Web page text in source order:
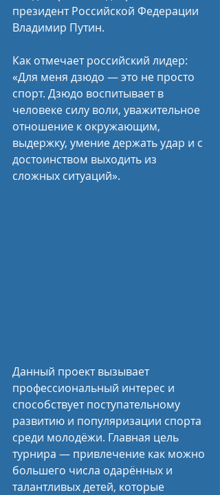
президент Российской Федерации
Владимир Путин.
Как отмечает российский лидер:
«Для меня дзюдо — это не просто
спорт. Дзюдо воспитывает в
человеке силу воли, уважительное
отношение к окружающим,
выдержку, умение держать удар и с
достоинством выходить из
сложных ситуаций».
Данный проект вызывает
профессиональный интерес и
способствует поступательному
развитию и популяризации спорта
среди молодёжи. Главная цель
турнира — привлечение как можно
большего числа одарённых и
талантливых детей, которые